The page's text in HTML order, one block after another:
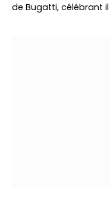
de Bugatti, célébrant il